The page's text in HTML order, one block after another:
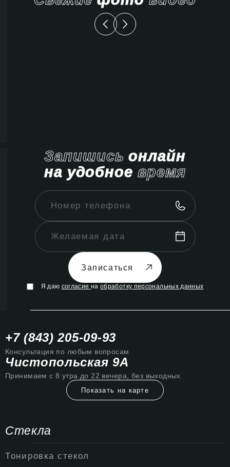
Запишисьонлайн
на удобное время
Записаться
Я даю согласие наобработку персональных данных
+7 (843) 205-09-93
Консультация по любым вопросам
Чистопольская 9А
Принимаем с 8 утра до 22 вечера, без выходных
Показать на карте
Стекла
Тонировка стекол